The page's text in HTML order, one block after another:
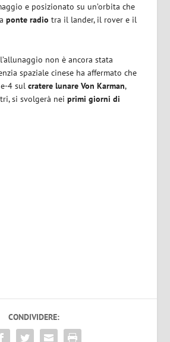
e posizionato su un’orbita che
ponte radio tra il lander, il rover e il
non è ancora stata
spaziale cinese ha affermato che
e-4 sulcratere lunare Von Karman,
si svolgerà neiprimi giorni di
CONDIVIDERE: